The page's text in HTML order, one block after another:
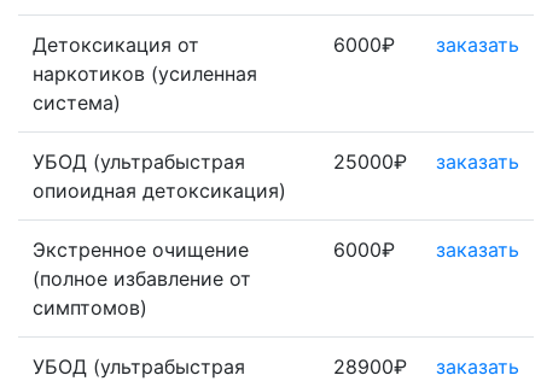
Детоксикация от
наркотиков (усиленная
система)
6000₽ заказать
УБОД (ультрабыстрая
опиоидная детоксикация)
25000₽ заказать
Экстренное очищение
(полное избавление от
симптомов)
6000₽ заказать
УБОД (ультрабыстрая
28900₽ заказать